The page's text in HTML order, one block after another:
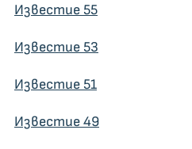
Известие 55
Известие 53
Известие 51
Известие 49